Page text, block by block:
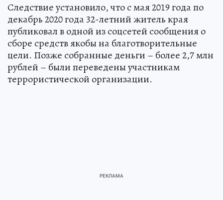
Следствие установило, что с мая 2019 года по
декабрь 2020 года 32-летний житель края
публиковал в одной из соцсетей сообщения о
сборе средств якобы на благотворительные
цели. Позже собранные деньги – более 2,7 млн
рублей – были переведены участникам
террористической организации.